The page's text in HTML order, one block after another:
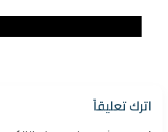
اترك تعليقاً